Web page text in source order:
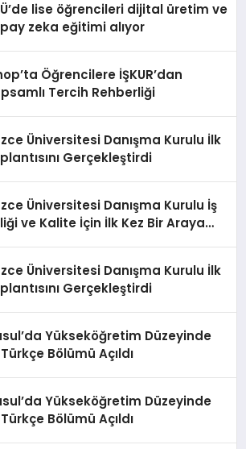
lise öğrencileri dijital üretim ve
zeka eğitimi alıyor
Öğrencilere İŞKUR’dan
Tercih Rehberliği
Üniversitesi Danışma Kurulu İlk
Gerçekleştirdi
Üniversitesi Danışma Kurulu İş
ve Kalite İçin İlk Kez Bir Araya
Üniversitesi Danışma Kurulu İlk
Gerçekleştirdi
Yükseköğretim Düzeyinde
Bölümü Açıldı
Yükseköğretim Düzeyinde
Bölümü Açıldı